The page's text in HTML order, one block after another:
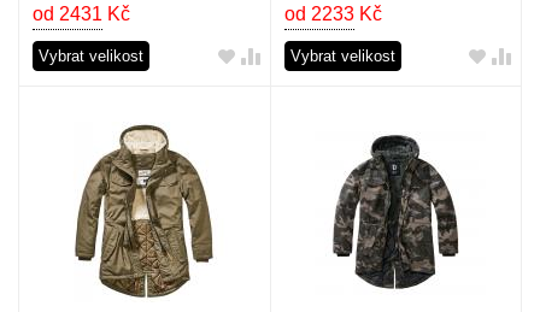
od 2431 Kč
Vybrat velikost
od 2233Kč
Vybrat velikost